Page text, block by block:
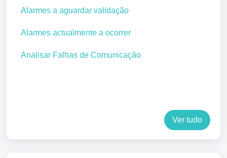
Alarmes a aguardar validação
Alarmes actualmente a ocorrer
Analisar Falhas de Comunicação
Ver tudo